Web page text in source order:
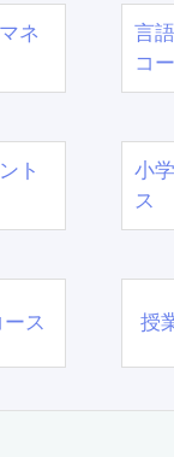
ネ
言
コ
ト
小
ス
ス 授